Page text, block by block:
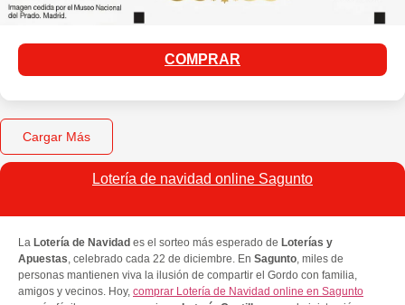
COMPRAR
Cargar Más
Lotería de navidad online Sagunto
La Lotería de Navidad es el sorteo más esperado de Loterías y
Apuestas, celebrado cada 22 de diciembre. En Sagunto, miles de
personas mantienen viva la ilusión de compartir el Gordo con familia,
amigos y vecinos. Hoy, comprar Lotería de Navidad online en Sagunto